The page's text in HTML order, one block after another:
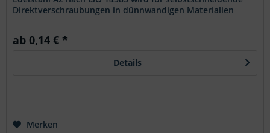
Direktverschraubungen in dünnwandigen Materialien
ab 0,14 € *
Details
Merken